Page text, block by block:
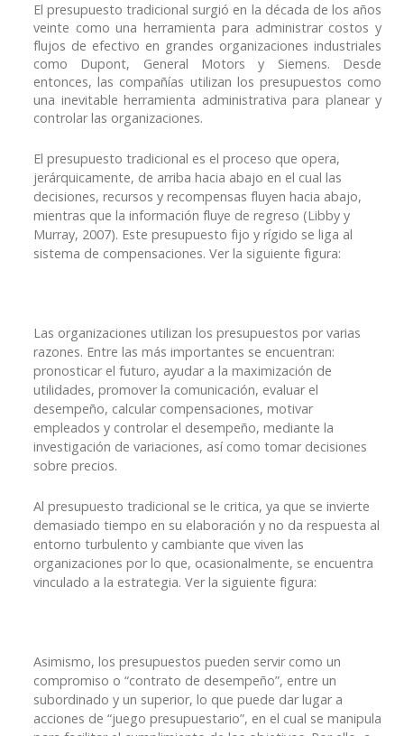
El presupuesto tradicional surgió en la década de los años
veinte como una herramienta para administrar costos y
flujos de efectivo en grandes organizaciones industriales
como Dupont, General Motors y Siemens. Desde
entonces, las compañías utilizan los presupuestos como
una inevitable herramienta administrativa para planear y
controlar las organizaciones.
El presupuesto tradicional es el proceso que opera,
jerárquicamente, de arriba hacia abajo en el cual las
decisiones, recursos y recompensas fluyen hacia abajo,
mientras que la información fluye de regreso (Libby y
Murray, 2007). Este presupuesto fijo y rígido se liga al
sistema de compensaciones. Ver la siguiente figura:
Las organizaciones utilizan los presupuestos por varias
razones. Entre las más importantes se encuentran:
pronosticar el futuro, ayudar a la maximización de
utilidades, promover la comunicación, evaluar el
desempeño, calcular compensaciones, motivar
empleados y controlar el desempeño, mediante la
investigación de variaciones, así como tomar decisiones
sobre precios.
Al presupuesto tradicional se le critica, ya que se invierte
demasiado tiempo en su elaboración y no da respuesta al
entorno turbulento y cambiante que viven las
organizaciones por lo que, ocasionalmente, se encuentra
vinculado a la estrategia. Ver la siguiente figura:
Asimismo, los presupuestos pueden servir como un
compromiso o “contrato de desempeño”, entre un
subordinado y un superior, lo que puede dar lugar a
acciones de “juego presupuestario”, en el cual se manipula